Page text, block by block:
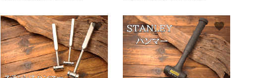
favorite favorite